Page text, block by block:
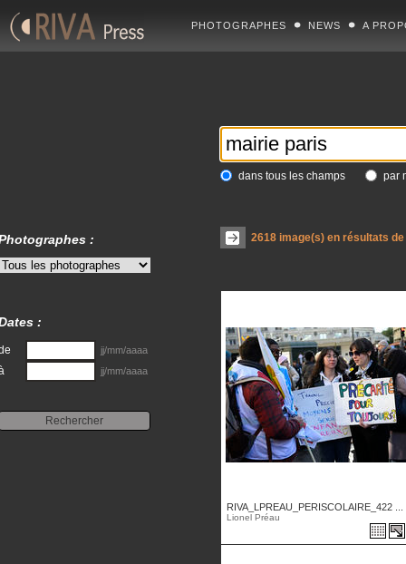
PHOTOGRAPHES NEWS A
dans tous les champs par
2618image(s) en résultats
RIVA_LPREAU_PERISCOLAIRE_422 ...
Lionel Préau
:
:
jj/mm/aaaa
jj/mm/aaaa